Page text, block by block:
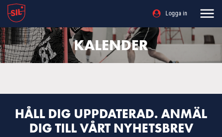
Logga in
KALENDER
HÅLL DIG UPPDATERAD. ANMÄL
DIG TILL VÅRT NYHETSBREV